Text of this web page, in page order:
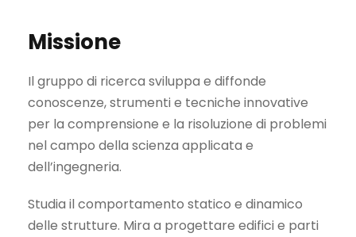
Missione
Il gruppo di ricerca sviluppa e diffonde
conoscenze, strumenti e tecniche innovative
per la comprensione e la risoluzione di problemi
nel campo della scienza applicata e
dell’ingegneria.
Studia il comportamento statico e dinamico
delle strutture. Mira a progettare edifici e parti